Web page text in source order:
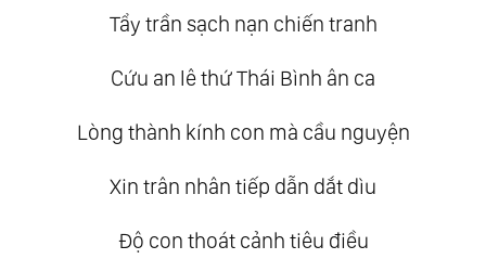
Tẩy trần sạch nạn chiến tranh
Cứu an lê thứ Thái Bình ân ca
Lòng thành kính con mà cầu nguyện
Xin trân nhân tiếp dẫn dắt dìu
Độ con thoát cảnh tiêu điều